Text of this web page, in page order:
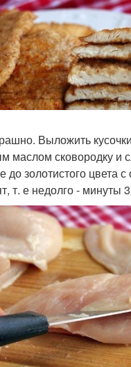
Выложить
маслом сковородку и
до золотистого цвета
т. е недолго - минуты